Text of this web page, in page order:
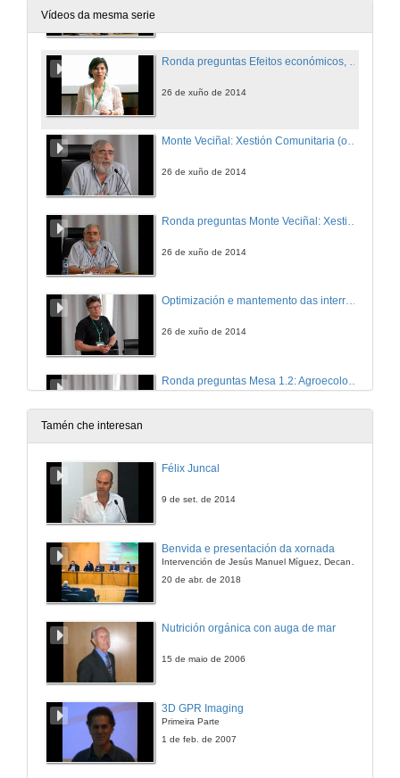
Vídeos da mesma serie
26 de xuño de 2014
Monte Veciñal: Xestión Comunitaria (ou Colectiva) dos Recursos
26 de xuño de 2014
26 de xuño de 2014
Optimización e mantemento das interrelacións entre a produción de leite e a conservación da biodiversidade en Italia, os Países Baixos e España
26 de xuño de 2014
26 de xuño de 2014
Presentación: Alain Santandreu
Presentación: Gemma Safont
Tamén che interesan
Félix Juncal
9 de set. de 2014
Benvida e presentación da xornada
Intervención de Jesús Manuel Míguez, Decano da Facultade de Bioloxía
20 de abr. de 2018
Nutrición orgánica con auga de mar
15 de maio de 2006
3D GPR Imaging
Primeira Parte
1 de feb. de 2007